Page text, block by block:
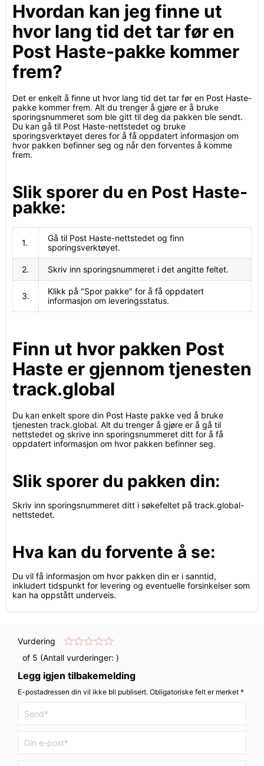
Hvordan kan jeg finne ut
hvor lang tid det tar før en
Post Haste-pakke kommer
frem?
Det er enkelt å finne ut hvor lang tid det tar før en Post Haste-
pakke kommer frem. Alt du trenger å gjøre er å bruke
sporingsnummeret som ble gitt til deg da pakken ble sendt.
Du kan gå til Post Haste-nettstedet og bruke
sporingsverktøyet deres for å få oppdatert informasjon om
hvor pakken befinner seg og når den forventes å komme
frem.
Slik sporer du en Post Haste-
pakke:
1.
Gå til Post Haste-nettstedet og finn
sporingsverktøyet.
2. Skriv inn sporingsnummeret i det angitte feltet.
3.
Klikk på "Spor pakke" for å få oppdatert
informasjon om leveringsstatus.
Finn ut hvor pakken Post
Haste er gjennom tjenesten
track.global
Du kan enkelt spore din Post Haste pakke ved å bruke
tjenesten track.global. Alt du trenger å gjøre er å gå til
nettstedet og skrive inn sporingsnummeret ditt for å få
oppdatert informasjon om hvor pakken befinner seg.
Slik sporer du pakken din:
Skriv inn sporingsnummeret ditt i søkefeltet på track.global-
nettstedet.
Hva kan du forvente å se:
Du vil få informasjon om hvor pakken din er i sanntid,
inkludert tidspunkt for levering og eventuelle forsinkelser som
kan ha oppstått underveis.
Vurdering
of 5 (Antall vurderinger: )
Legg igjen tilbakemelding
E-postadressen din vil ikke bli publisert. Obligatoriske felt er merket *